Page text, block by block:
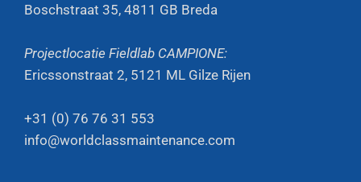
Boschstraat 35, 4811 GB Breda
Projectlocatie Fieldlab CAMPIONE:
Ericssonstraat 2, 5121 ML Gilze Rijen
+31 (0) 76 76 31 553
info@worldclassmaintenance.com